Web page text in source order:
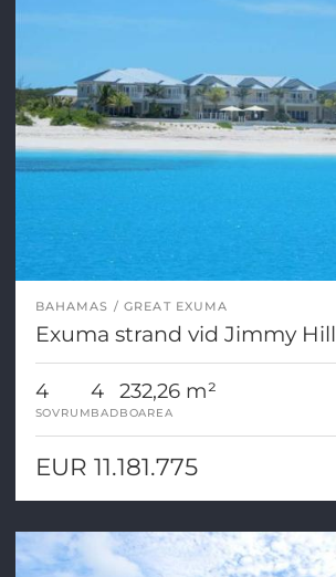
BAHAMAS GREAT EXUMA
Exuma strand vid Jimmy Hill
4
SOVRUM
4
BAD
232,26 m²
BOAREA
EUR 11.181.775